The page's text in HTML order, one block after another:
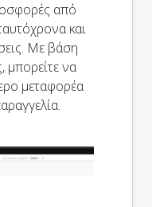
από
και
Με βάση
μπορείτε να
μεταφορέα